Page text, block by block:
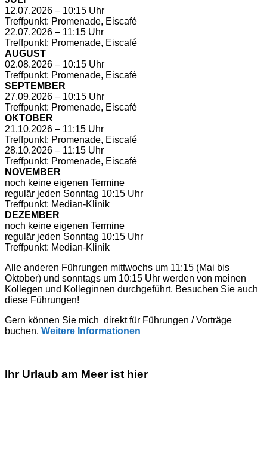
12.07.2026 – 10:15 Uhr
Treffpunkt: Promenade, Eiscafé
22.07.2026 – 11:15 Uhr
Treffpunkt: Promenade, Eiscafé
AUGUST
02.08.2026 – 10:15 Uhr
Treffpunkt: Promenade, Eiscafé
SEPTEMBER
27.09.2026 – 10:15 Uhr
Treffpunkt: Promenade, Eiscafé
OKTOBER
21.10.2026 – 11:15 Uhr
Treffpunkt: Promenade, Eiscafé
28.10.2026 – 11:15 Uhr
Treffpunkt: Promenade, Eiscafé
NOVEMBER
noch keine eigenen Termine
regulär jeden Sonntag 10:15 Uhr
Treffpunkt: Median-Klinik
DEZEMBER
noch keine eigenen Termine
regulär jeden Sonntag 10:15 Uhr
Treffpunkt: Median-Klinik
Alle anderen Führungen mittwochs um 11:15 (Mai bis
Oktober) und sonntags um 10:15 Uhr werden von meinen
Kollegen und Kolleginnen durchgeführt. Besuchen Sie auch
diese Führungen!
Gern können Sie mich direkt für Führungen / Vorträge
buchen. Weitere Informationen
Ihr Urlaub am Meer ist hier